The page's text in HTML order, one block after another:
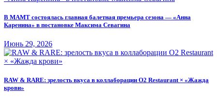
В МАМТ состоялась главная балетная премьера сезона — «Анна
Каренина» в постановке Максима Севагина
Июнь 29, 2026
RAW & RARE: зрелость вкуса в коллаборации O2 Restaurant × «Жажда
крови»